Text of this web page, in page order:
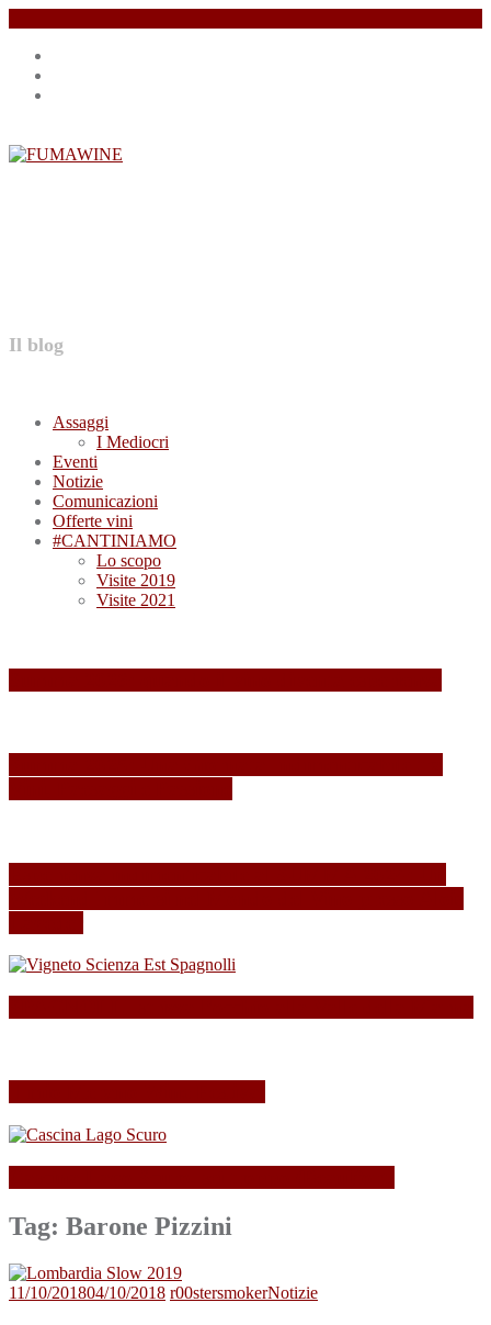
Salta
contenuto
Il blog
Assaggi
I Mediocri
Eventi
Notizie
Comunicazioni
Offerte vini
#CANTINIAMO
Lo scopo
Visite 2019
Visite 2021
Tag: Barone Pizzini
11/10/201804/10/2018 r00stersmokerNotizie